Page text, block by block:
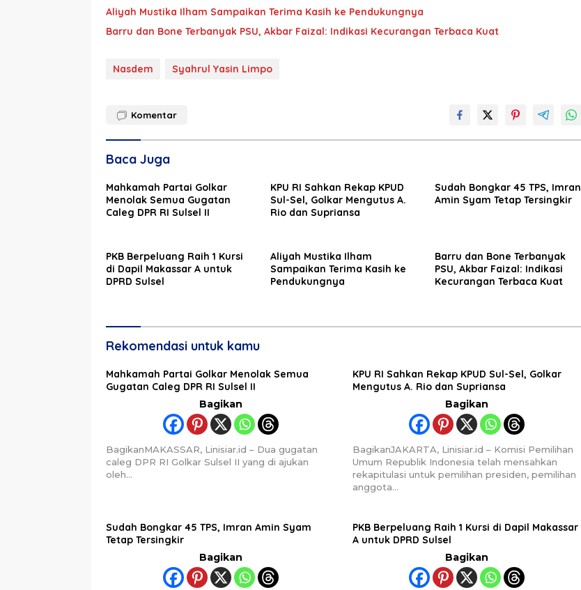
Aliyah Mustika Ilham Sampaikan Terima Kasih ke Pendukungnya
Barru dan Bone Terbanyak PSU, Akbar Faizal: Indikasi Kecurangan Terbaca Kuat
Nasdem Syahrul Yasin Limpo
Komentar
Baca Juga
Mahkamah Partai Golkar
Menolak Semua Gugatan
Caleg DPR RI Sulsel II
KPU RI Sahkan Rekap KPUD
Sul-Sel, Golkar Mengutus A.
Rio dan Supriansa
Sudah Bongkar 45 TPS, Imran
Amin Syam Tetap Tersingkir
PKB Berpeluang Raih 1 Kursi
di Dapil Makassar A untuk
DPRD Sulsel
Aliyah Mustika Ilham
Sampaikan Terima Kasih ke
Pendukungnya
Barru dan Bone Terbanyak
PSU, Akbar Faizal: Indikasi
Kecurangan Terbaca Kuat
Rekomendasi untuk kamu
Mahkamah Partai Golkar Menolak Semua
Gugatan Caleg DPR RI Sulsel II
Bagikan
BagikanMAKASSAR, Linisiar.id – Dua gugatan
caleg DPR RI Golkar Sulsel II yang di ajukan
oleh…
KPU RI Sahkan Rekap KPUD Sul-Sel, Golkar
Mengutus A. Rio dan Supriansa
Bagikan
BagikanJAKARTA, Linisiar.id – Komisi Pemilihan
Umum Republik Indonesia telah mensahkan
rekapitulasi untuk pemilihan presiden, pemilihan
anggota…
Sudah Bongkar 45 TPS, Imran Amin Syam
Tetap Tersingkir
Bagikan
PKB Berpeluang Raih 1 Kursi di Dapil Makassar
A untuk DPRD Sulsel
Bagikan